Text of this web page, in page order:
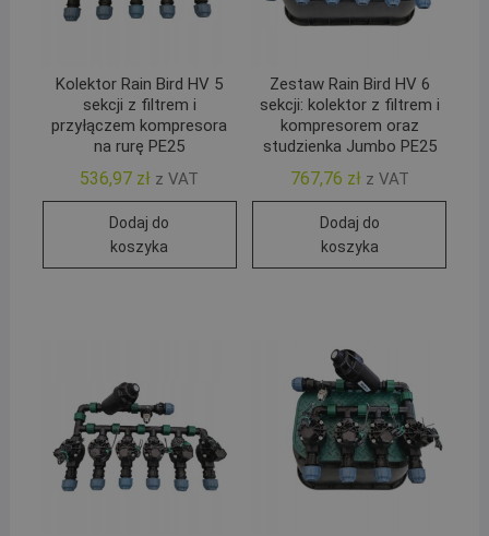
Kolektor Rain Bird HV 5
sekcji z filtrem i
przyłączem kompresora
na rurę PE25
536,97 zł z VAT
Dodaj do
koszyka
Zestaw Rain Bird HV 6
sekcji: kolektor z filtrem i
kompresorem oraz
studzienka Jumbo PE25
767,76 zł z VAT
Dodaj do
koszyka